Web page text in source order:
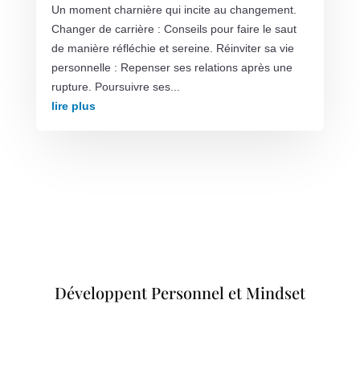
Un moment charnière qui incite au changement.
Changer de carrière : Conseils pour faire le saut
de manière réfléchie et sereine. Réinviter sa vie
personnelle : Repenser ses relations après une
rupture. Poursuivre ses...
lire plus
Développent Personnel et Mindset